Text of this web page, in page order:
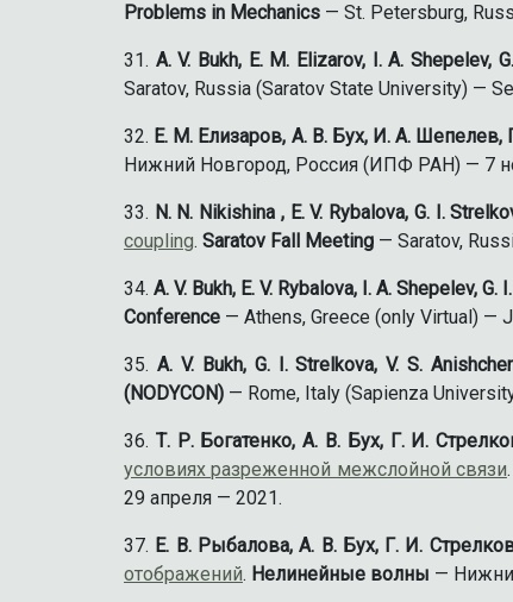
Problems in Mechanics — St. Petersburg,
A. V. Bukh, E. M. Elizarov, I. A. Shepelev,
Saratov, Russia (Saratov State University) —
Е. М. Елизаров, А. В. Бух, И. А. Шепелев,
Нижний Новгород, Россия (ИПФ РАН) — 7
N. N. Nikishinа , E. V. Rybalova, G. I.
coupling. Saratov Fall Meeting — Saratov,
A. V. Bukh, E. V. Rybalova, I. A. Shepelev, G.
Conference — Athens, Greece (only Virtual) —
A. V. Bukh, G. I. Strelkova, V. S.
(NODYCON) — Rome, Italy (Sapienza
Т. Р. Богатенко, А. В. Бух, Г. И.
условиях разреженной межслойной связи.
29 апреля — 2021.
Е. В. Рыбалова, А. В. Бух, Г. И.
отображений. Нелинейные волны —